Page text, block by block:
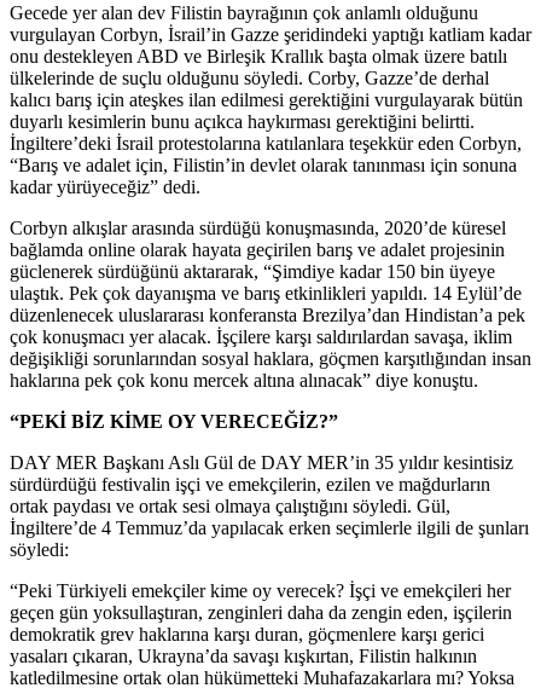
Gecede yer alan dev Filistin bayrağının çok anlamlı olduğunu
vurgulayan Corbyn, İsrail’in Gazze şeridindeki yaptığı katliam kadar
onu destekleyen ABD ve Birleşik Krallık başta olmak üzere batılı
ülkelerinde de suçlu olduğunu söyledi. Corby, Gazze’de derhal
kalıcı barış için ateşkes ilan edilmesi gerektiğini vurgulayarak bütün
duyarlı kesimlerin bunu açıkca haykırması gerektiğini belirtti.
İngiltere’deki İsrail protestolarına katılanlara teşekkür eden Corbyn,
“Barış ve adalet için, Filistin’in devlet olarak tanınması için sonuna
kadar yürüyeceğiz” dedi.
Corbyn alkışlar arasında sürdüğü konuşmasında, 2020’de küresel
bağlamda online olarak hayata geçirilen barış ve adalet projesinin
güclenerek sürdüğünü aktararak, “Şimdiye kadar 150 bin üyeye
ulaştık. Pek çok dayanışma ve barış etkinlikleri yapıldı. 14 Eylül’de
düzenlenecek uluslararası konferansta Brezilya’dan Hindistan’a pek
çok konuşmacı yer alacak. İşçilere karşı saldırılardan savaşa, iklim
değişikliği sorunlarından sosyal haklara, göçmen karşıtlığından insan
haklarına pek çok konu mercek altına alınacak” diye konuştu.
“PEKİ BİZ KİME OY VERECEĞİZ?”
DAY MER Başkanı Aslı Gül de DAY MER’in 35 yıldır kesintisiz
sürdürdüğü festivalin işçi ve emekçilerin, ezilen ve mağdurların
ortak paydası ve ortak sesi olmaya çalıştığını söyledi. Gül,
İngiltere’de 4 Temmuz’da yapılacak erken seçimlerle ilgili de şunları
söyledi:
“Peki Türkiyeli emekçiler kime oy verecek? İşçi ve emekçileri her
geçen gün yoksullaştıran, zenginleri daha da zengin eden, işçilerin
demokratik grev haklarına karşı duran, göçmenlere karşı gerici
yasaları çıkaran, Ukrayna’da savaşı kışkırtan, Filistin halkının
katledilmesine ortak olan hükümetteki Muhafazakarlara mı? Yoksa